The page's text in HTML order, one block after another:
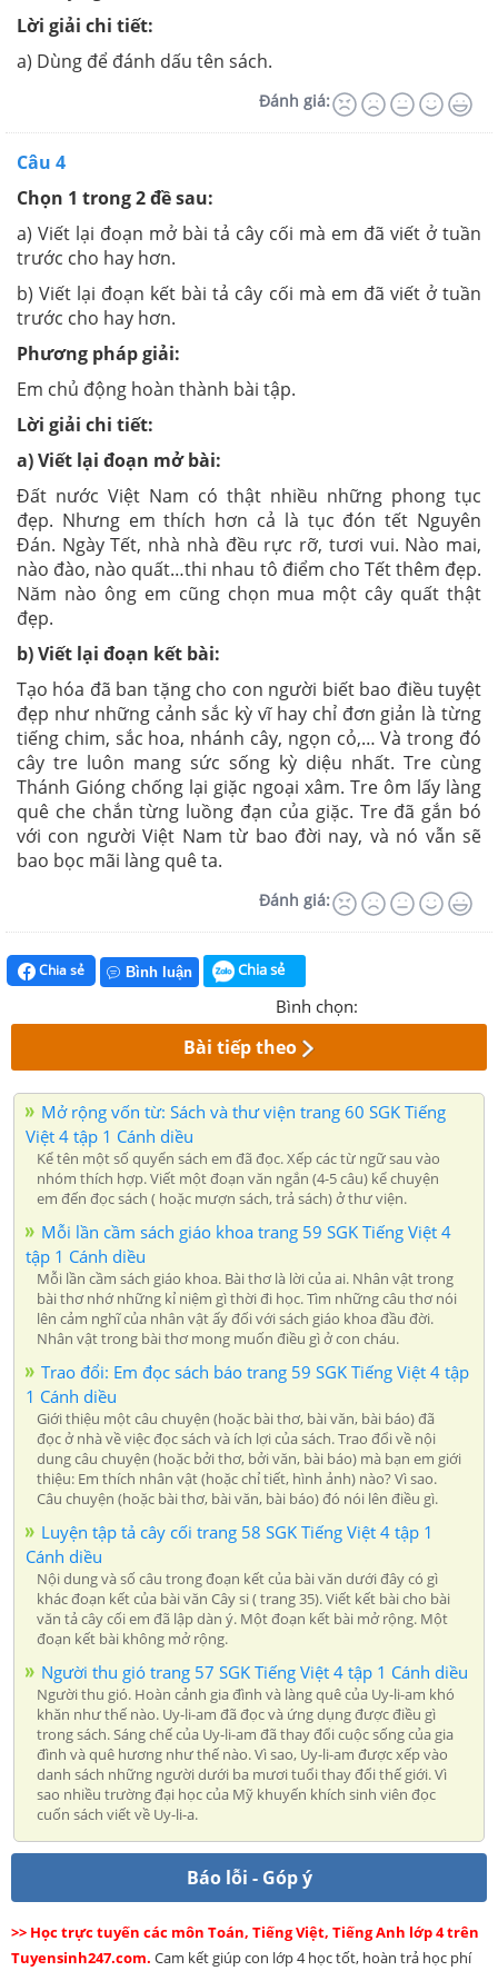
Lời giải chi tiết:
a) Dùng để đánh dấu tên sách.
Đánh giá:
Câu 4
Chọn 1 trong 2 đề sau:
a) Viết lại đoạn mở bài tả cây cối mà em đã viết ở tuần
trước cho hay hơn.
b) Viết lại đoạn kết bài tả cây cối mà em đã viết ở tuần
trước cho hay hơn.
Phương pháp giải:
Em chủ động hoàn thành bài tập.
Lời giải chi tiết:
a) Viết lại đoạn mở bài:
Đất nước Việt Nam có thật nhiều những phong tục
đẹp. Nhưng em thích hơn cả là tục đón tết Nguyên
Đán. Ngày Tết, nhà nhà đều rực rỡ, tươi vui. Nào mai,
nào đào, nào quất…thi nhau tô điểm cho Tết thêm đẹp.
Năm nào ông em cũng chọn mua một cây quất thật
đẹp.
b) Viết lại đoạn kết bài:
Tạo hóa đã ban tặng cho con người biết bao điều tuyệt
đẹp như những cảnh sắc kỳ vĩ hay chỉ đơn giản là từng
tiếng chim, sắc hoa, nhánh cây, ngọn cỏ,… Và trong đó
cây tre luôn mang sức sống kỳ diệu nhất. Tre cùng
Thánh Gióng chống lại giặc ngoại xâm. Tre ôm lấy làng
quê che chắn từng luồng đạn của giặc. Tre đã gắn bó
với con người Việt Nam từ bao đời nay, và nó vẫn sẽ
bao bọc mãi làng quê ta.
Đánh giá:
Chia sẻ Bình luận Chia sẻ
Bình chọn:
Bài tiếp theo
Mở rộng vốn từ: Sách và thư viện trang 60 SGK Tiếng
Việt 4 tập 1 Cánh diều
Kể tên một số quyển sách em đã đọc. Xếp các từ ngữ sau vào
nhóm thích hợp. Viết một đoạn văn ngắn (4-5 câu) kể chuyện
em đến đọc sách ( hoặc mượn sách, trả sách) ở thư viện.
Mỗi lần cầm sách giáo khoa trang 59 SGK Tiếng Việt 4
tập 1 Cánh diều
Mỗi lần cầm sách giáo khoa. Bài thơ là lời của ai. Nhân vật trong
bài thơ nhớ những kỉ niệm gì thời đi học. Tìm những câu thơ nói
lên cảm nghĩ của nhân vật ấy đối với sách giáo khoa đầu đời.
Nhân vật trong bài thơ mong muốn điều gì ở con cháu.
Trao đổi: Em đọc sách báo trang 59 SGK Tiếng Việt 4 tập
1 Cánh diều
Giới thiệu một câu chuyện (hoặc bài thơ, bài văn, bài báo) đã
đọc ở nhà về việc đọc sách và ích lợi của sách. Trao đổi về nội
dung câu chuyện (hoặc bởi thơ, bởi văn, bài báo) mà bạn em giới
thiệu: Em thích nhân vật (hoặc chỉ tiết, hình ảnh) nào? Vì sao.
Câu chuyện (hoặc bài thơ, bài văn, bài báo) đó nói lên điều gì.
Luyện tập tả cây cối trang 58 SGK Tiếng Việt 4 tập 1
Cánh diều
Nội dung và số câu trong đoạn kết của bài văn dưới đây có gì
khác đoạn kết của bài văn Cây si ( trang 35). Viết kết bài cho bài
văn tả cây cối em đã lập dàn ý. Một đoạn kết bài mở rộng. Một
đoạn kết bài không mở rộng.
Người thu gió trang 57 SGK Tiếng Việt 4 tập 1 Cánh diều
Người thu gió. Hoàn cảnh gia đình và làng quê của Uy-li-am khó
khăn như thế nào. Uy-li-am đã đọc và ứng dụng được điều gì
trong sách. Sáng chế của Uy-li-am đã thay đổi cuộc sống của gia
đình và quê hương như thế nào. Vì sao, Uy-li-am được xếp vào
danh sách những người dưới ba mươi tuổi thay đổi thế giới. Vì
sao nhiều trường đại học của Mỹ khuyến khích sinh viên đọc
cuốn sách viết về Uy-li-a.
Báo lỗi - Góp ý
>> Học trực tuyến các môn Toán, Tiếng Việt, Tiếng Anh lớp 4 trên
Tuyensinh247.com. Cam kết giúp con lớp 4 học tốt, hoàn trả học phí